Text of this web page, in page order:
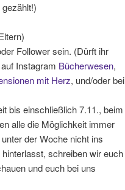
Follower sein. (Dürft ihr
Instagram Bücherwesen,
mit Herz, und/oder bei
bis einschließlich 7.11., beim
alle die Möglichkeit immer
der Woche nicht ins
schreiben wir euch
und euch bei uns